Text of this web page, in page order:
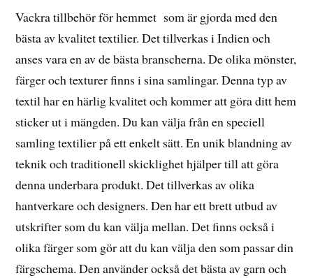
Vackra tillbehör för hemmet som är gjorda med den
bästa av kvalitet textilier. Det tillverkas i Indien och
anses vara en av de bästa branscherna. De olika mönster,
färger och texturer finns i sina samlingar. Denna typ av
textil har en härlig kvalitet och kommer att göra ditt hem
sticker ut i mängden. Du kan välja från en speciell
samling textilier på ett enkelt sätt. En unik blandning av
teknik och traditionell skicklighet hjälper till att göra
denna underbara produkt. Det tillverkas av olika
hantverkare och designers. Den har ett brett utbud av
utskrifter som du kan välja mellan. Det finns också i
olika färger som gör att du kan välja den som passar din
färgschema. Den använder också det bästa av garn och